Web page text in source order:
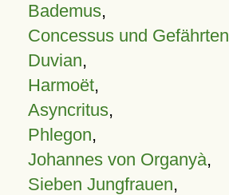
Bademus,
Concessus und Gefährten
Duvian,
Harmoët,
Asyncritus,
Phlegon,
Johannes von Organyà,
Sieben Jungfrauen,